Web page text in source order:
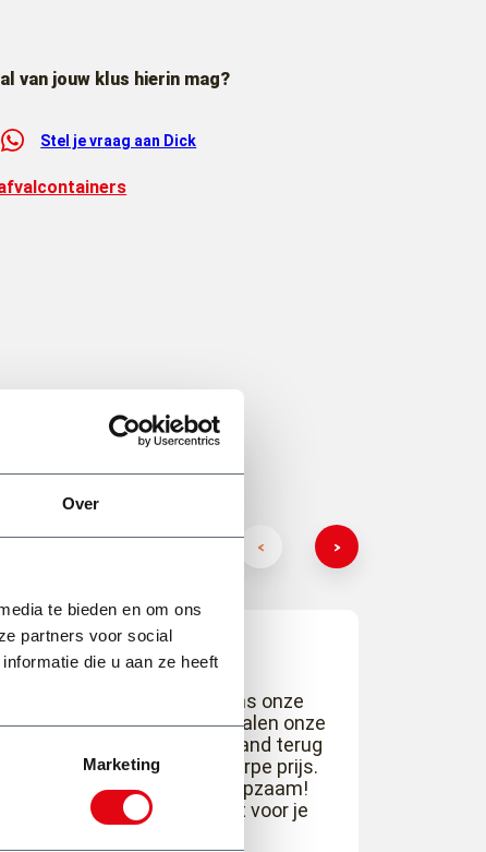
Over
te bieden en om ons
partners voor social
die u aan ze heeft
Marketing
van jouw klus hierin mag?
Stel je vraag aan Dick
Fantastisch bedrijf! Tijdens onze
meerdere malen onze
grond afgevoerd en nieuw zand terug
gekocht voor een zeer scherpe prijs.
Tevens zijn ze super behulpzaam!
Even geduld en alles wordt voor je
geregeld.